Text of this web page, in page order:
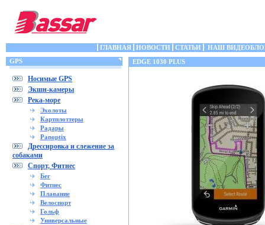
ГЛАВНАЯ НОВОСТИ СТАТЬИ
НАШ
GPS
Носимые GPS
Экшн-камеры
Река-море
Эхолоты
Картплоттеры
Радары
Panoptix
Дрессировка и слежение за
собаками
Спорт, Фитнес
Бег
Фитнес
Плавание
Велоспорт
Гольф
Универсальные
EDGE 1030 PLUS